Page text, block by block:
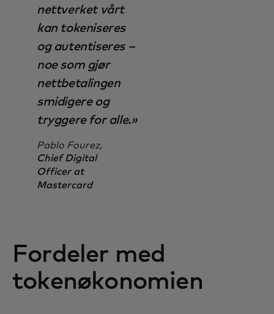
nettverket vårt
kan tokeniseres
og autentiseres –
noe som gjør
nettbetalingen
smidigere og
tryggere for alle.»
Pablo Fourez,
Chief Digital
Officer at
Mastercard
Fordeler med
tokenøkonomien